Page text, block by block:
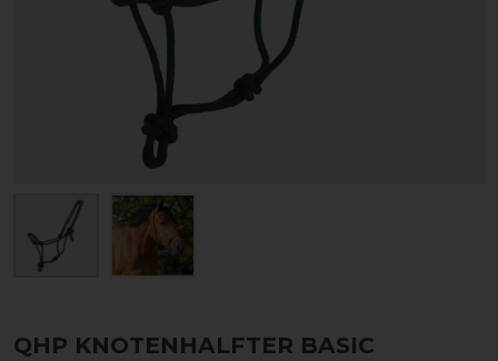
QHP KNOTENHALFTER BASIC